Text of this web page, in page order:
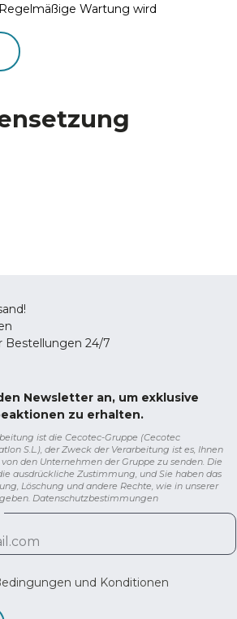
Wartung wird
Bestellungen 24/7
Newsletter an, um exklusive
zu erhalten.
ist die Cecotec-Gruppe (Cecotec
S.L.), der Zweck der Verarbeitung ist es, Ihnen
den Unternehmen der Gruppe zu senden. Die
ausdrückliche Zustimmung, und Sie haben das
Löschung und andere Rechte, wie in unserer
Datenschutzbestimmungen
und Konditionen